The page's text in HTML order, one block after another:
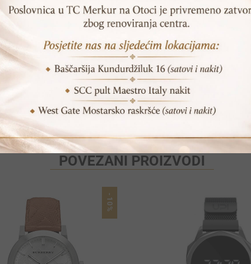
ES4341
Print Pošalji prijatelju
POVEZANI PROIZVODI
-10%